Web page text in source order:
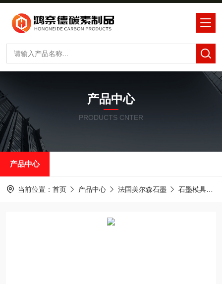
产品中心
PRODUCTS CNTER
产品中心
当前位置： 首页 产品中心 法国美尔森石墨 石墨模具